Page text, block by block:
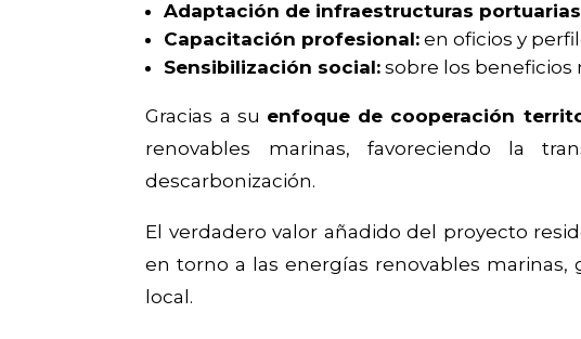
Adaptación de infraestructuras
Capacitación profesional: en oficios y
Sensibilización social: sobre los
Gracias a su enfoque de cooperación
renovables marinas, favoreciendo la
descarbonización.
El verdadero valor añadido del proyecto
en torno a las energías renovables
local.